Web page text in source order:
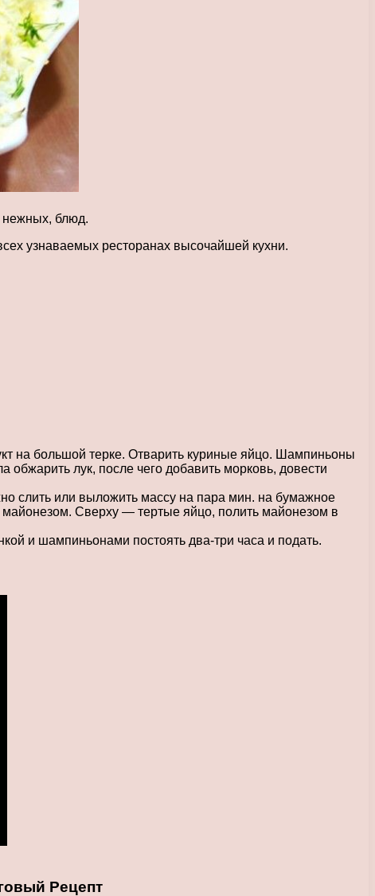
нежных, блюд.
узнаваемых ресторанах высочайшей кухни.
на большой терке. Отварить куриные яйцо. Шампиньоны
обжарить лук, после чего добавить морковь, довести
слить или выложить массу на пара мин. на бумажное
Сверху — тертые яйцо, полить майонезом в
и шампиньонами постоять два-три часа и подать.
Рецепт